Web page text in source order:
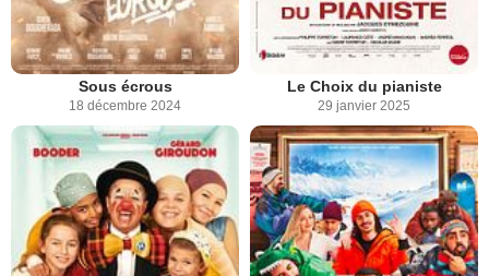
Sous écrous
18 décembre 2024
Le Choix du pianiste
29 janvier 2025